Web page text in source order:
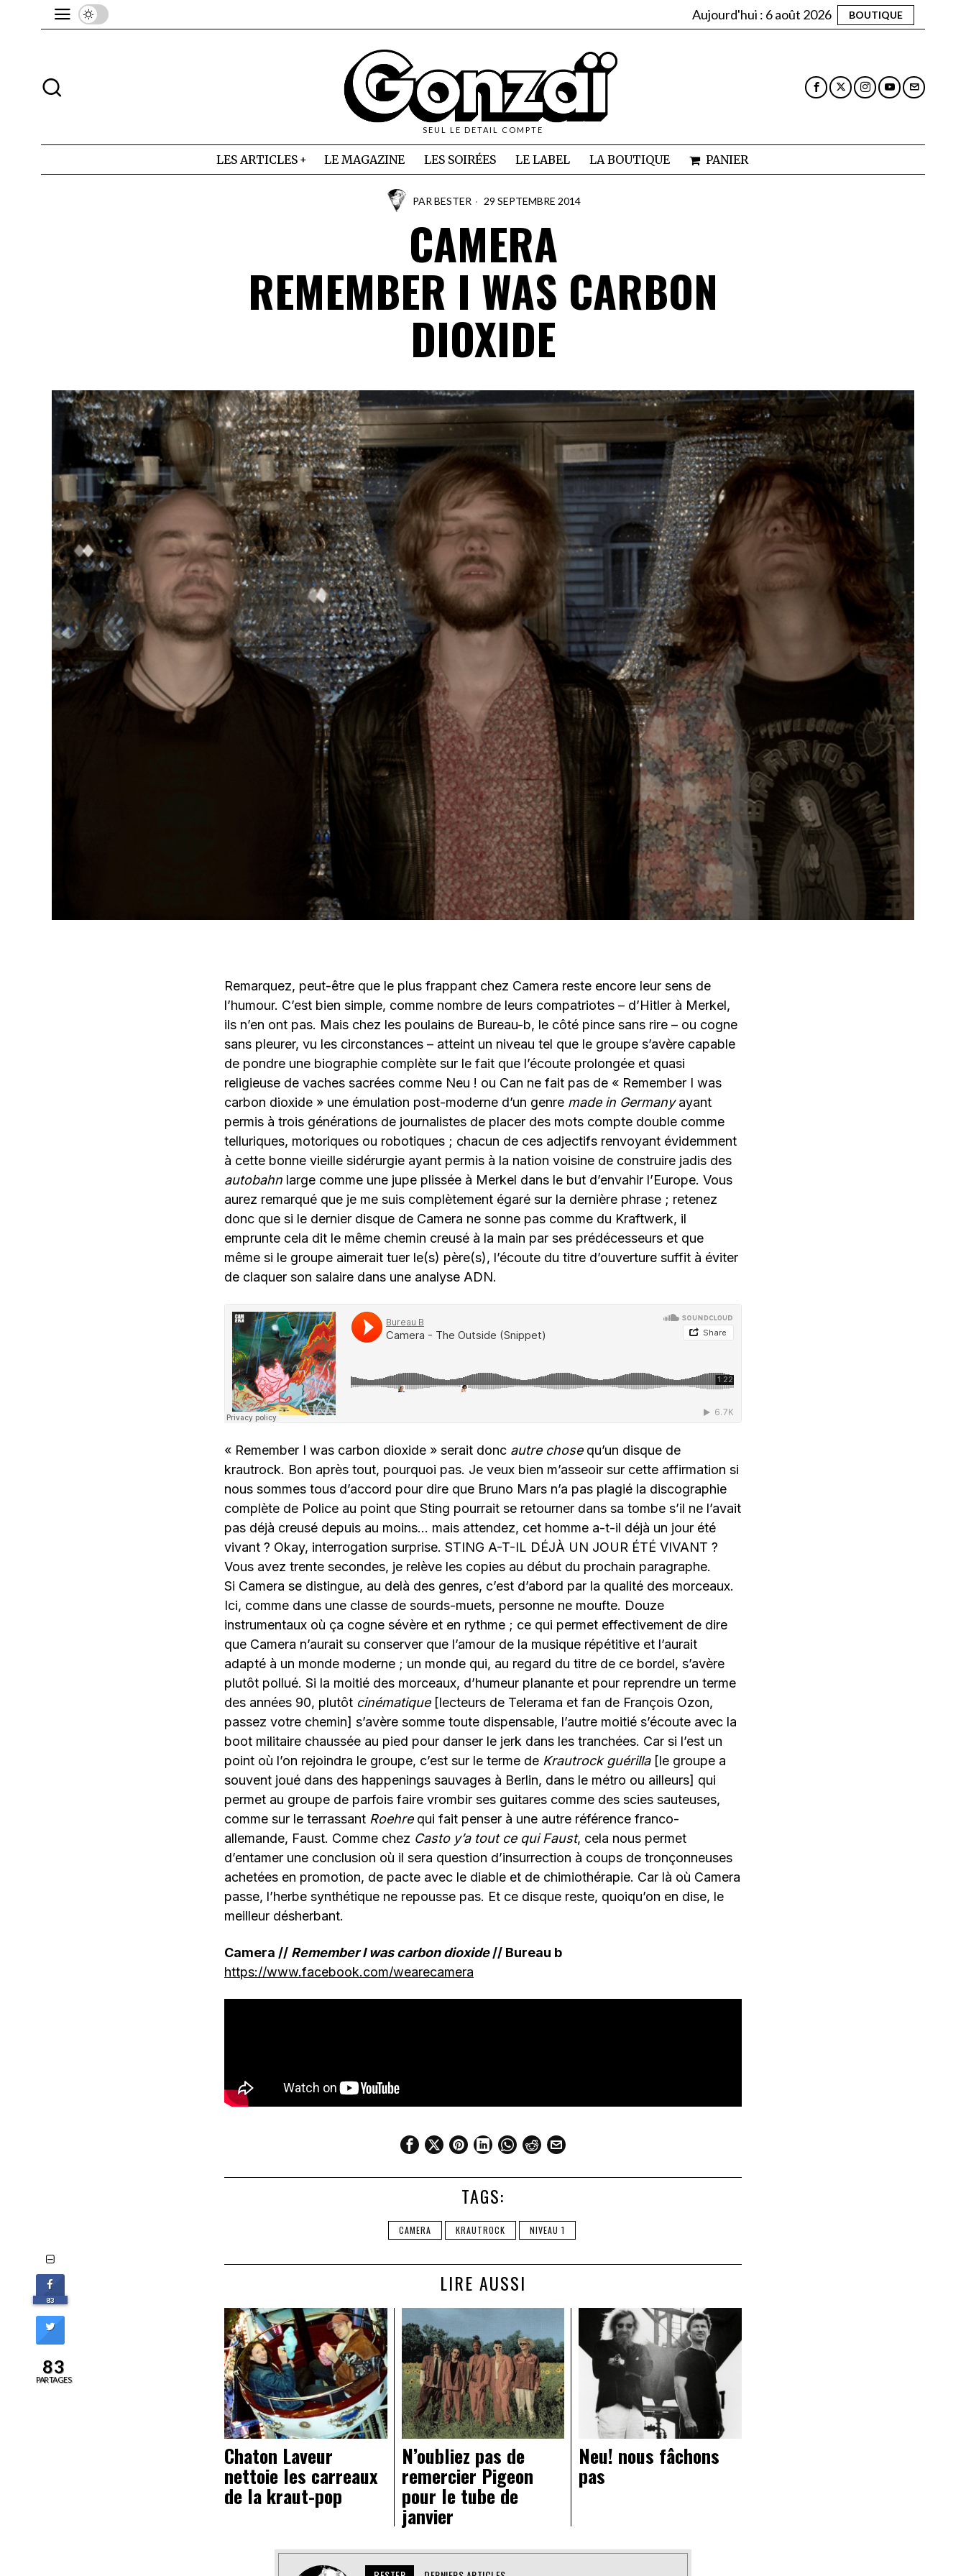
Aujourd'hui : 6 août 2026 BOUTIQUE
SEUL LE DETAIL COMPTE
LES ARTICLES LE MAGAZINE LES SOIRÉES LE LABEL LA BOUTIQUE PANIER
PAR BESTER 29 SEPTEMBRE 2014
CAMERA
REMEMBER I WAS CARBON
DIOXIDE
Remarquez, peut-être que le plus frappant chez Camera reste encore leur sens de
l’humour. C’est bien simple, comme nombre de leurs compatriotes – d’Hitler à Merkel,
ils n’en ont pas. Mais chez les poulains de Bureau-b, le côté pince sans rire – ou cogne
sans pleurer, vu les circonstances – atteint un niveau tel que le groupe s’avère capable
de pondre une biographie complète sur le fait que l’écoute prolongée et quasi
religieuse de vaches sacrées comme Neu ! ou Can ne fait pas de « Remember I was
carbon dioxide » une émulation post-moderne d’un genre made in Germanyayant
permis à trois générations de journalistes de placer des mots compte double comme
telluriques, motoriques ou robotiques ; chacun de ces adjectifs renvoyant évidemment
à cette bonne vieille sidérurgie ayant permis à la nation voisine de construire jadis des
autobahn large comme une jupe plissée à Merkel dans le but d’envahir l’Europe. Vous
aurez remarqué que je me suis complètement égaré sur la dernière phrase ; retenez
donc que si le dernier disque de Camera ne sonne pas comme du Kraftwerk, il
emprunte cela dit le même chemin creusé à la main par ses prédécesseurs et que
même si le groupe aimerait tuer le(s) père(s), l’écoute du titre d’ouverture suffit à éviter
de claquer son salaire dans une analyse ADN.
« Remember I was carbon dioxide » serait donc autre chosequ’un disque de
krautrock. Bon après tout, pourquoi pas. Je veux bien m’asseoir sur cette affirmation si
nous sommes tous d’accord pour dire que Bruno Mars n’a pas plagié la discographie
complète de Police au point que Sting pourrait se retourner dans sa tombe s’il ne l’avait
pas déjà creusé depuis au moins… mais attendez, cet homme a-t-il déjà un jour été
vivant ? Okay, interrogation surprise. STING A-T-IL DÉJÀ UN JOUR ÉTÉ VIVANT ?
Vous avez trente secondes, je relève les copies au début du prochain paragraphe.
Si Camera se distingue, au delà des genres, c’est d’abord par la qualité des morceaux.
Ici, comme dans une classe de sourds-muets, personne ne moufte. Douze
instrumentaux où ça cogne sévère et en rythme ; ce qui permet effectivement de dire
que Camera n’aurait su conserver que l’amour de la musique répétitive et l’aurait
adapté à un monde moderne ; un monde qui, au regard du titre de ce bordel, s’avère
plutôt pollué. Si la moitié des morceaux, d’humeur planante et pour reprendre un terme
des années 90, plutôt cinématique[lecteurs de Telerama et fan de François Ozon,
passez votre chemin] s’avère somme toute dispensable, l’autre moitié s’écoute avec la
boot militaire chaussée au pied pour danser le jerk dans les tranchées. Car si l’est un
point où l’on rejoindra le groupe, c’est sur le terme de Krautrock guérilla[le groupe a
souvent joué dans des happenings sauvages à Berlin, dans le métro ou ailleurs] qui
permet au groupe de parfois faire vrombir ses guitares comme des scies sauteuses,
comme sur le terrassant Roehrequi fait penser à une autre référence franco-
allemande, Faust. Comme chez Casto y’a tout ce qui Faust, cela nous permet
d’entamer une conclusion où il sera question d’insurrection à coups de tronçonneuses
achetées en promotion, de pacte avec le diable et de chimiothérapie. Car là où Camera
passe, l’herbe synthétique ne repousse pas. Et ce disque reste, quoiqu’on en dise, le
meilleur désherbant.
Camera // Remember I was carbon dioxide// Bureau b
https://www.facebook.com/wearecamera
TAGS:
CAMERA KRAUTROCK NIVEAU 1
LIRE AUSSI
Chaton Laveur
nettoie les carreaux
de la kraut-pop
N’oubliez pas de
remercier Pigeon
pour le tube de
janvier
Neu! nous fâchons
pas
83
83
PARTAGES